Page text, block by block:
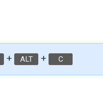
+ ALT + C